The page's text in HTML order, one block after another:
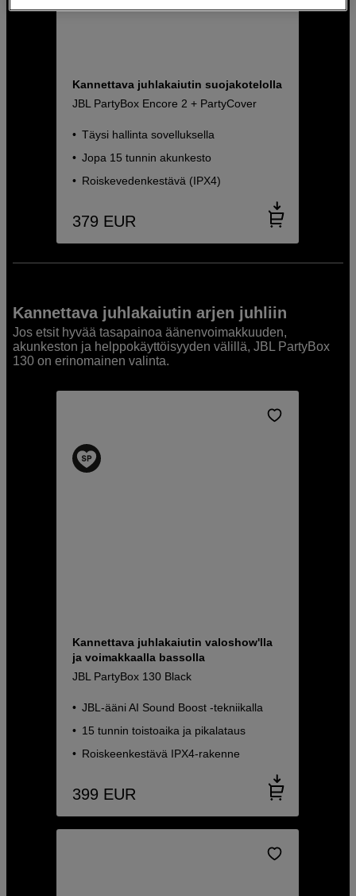
Kannettava juhlakaiutin suojakotelolla
JBL PartyBox Encore 2 + PartyCover
Täysi hallinta sovelluksella
Jopa 15 tunnin akunkesto
Roiskevedenkestävä (IPX4)
379 EUR
Kannettava juhlakaiutin arjen juhliin
Jos etsit hyvää tasapainoa äänenvoimakkuuden,
akunkeston ja helppokäyttöisyyden välillä, JBL PartyBox
130 on erinomainen valinta.
Kannettava juhlakaiutin valoshow'lla
ja voimakkaalla bassolla
JBL PartyBox 130 Black
JBL-ääni AI Sound Boost -tekniikalla
15 tunnin toistoaika ja pikalataus
Roiskeenkestävä IPX4-rakenne
399 EUR